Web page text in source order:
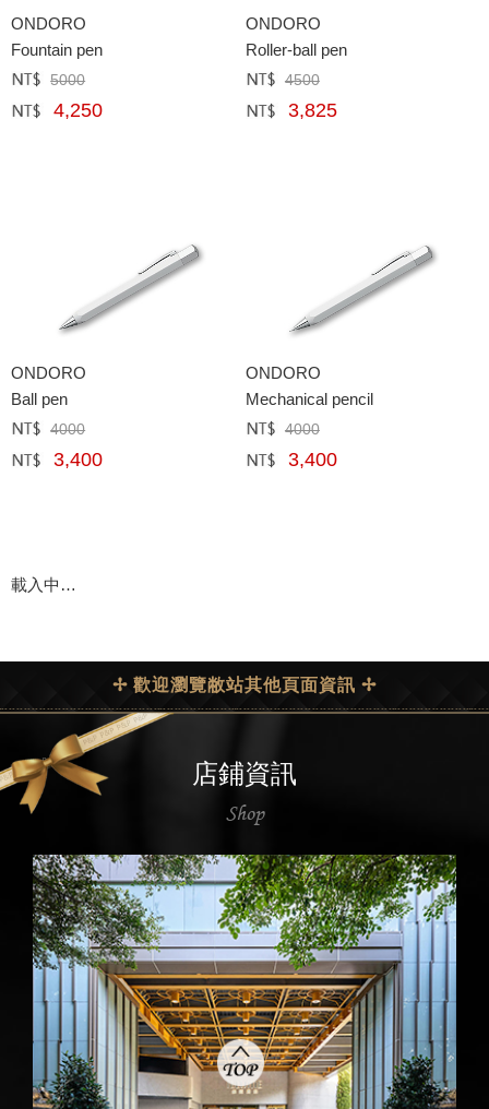
ONDORO
Fountain pen
定價﹕5000
網購﹕ 4,250
ONDORO
Roller-ball pen
定價﹕ 4500
網購﹕ 3,825
ONDORO
Ball pen
定價﹕4000
網購﹕ 3,400
ONDORO
Mechanical pencil
定價﹕ 4000
網購﹕ 3,400
載入中…
✢ 歡迎瀏覽敝站其他頁面資訊 ✢
店鋪資訊
Shop